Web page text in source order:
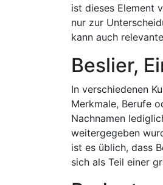
ist dieses Element
nur zur
kann auch
Beslier,
In verschiedenen
Merkmale, Berufe
Nachnamen
weitergegeben
ist es üblich, dass
sich als Teil einer